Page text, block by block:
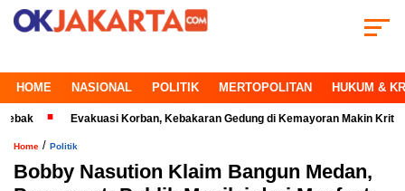
HOME NASIONAL POLITIK MERTOPOLITAN HUKUM &
Evakuasi Korban, Kebakaran Gedung di Kemayoran Makin Kritis
Home / Politik
Bobby Nasution Klaim Bangun Medan,